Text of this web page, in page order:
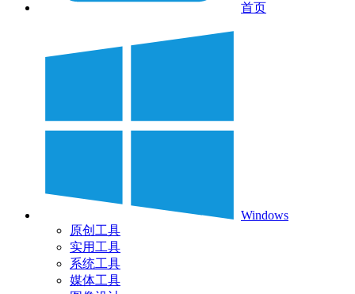
首页
Windows
原创工具
实用工具
系统工具
媒体工具